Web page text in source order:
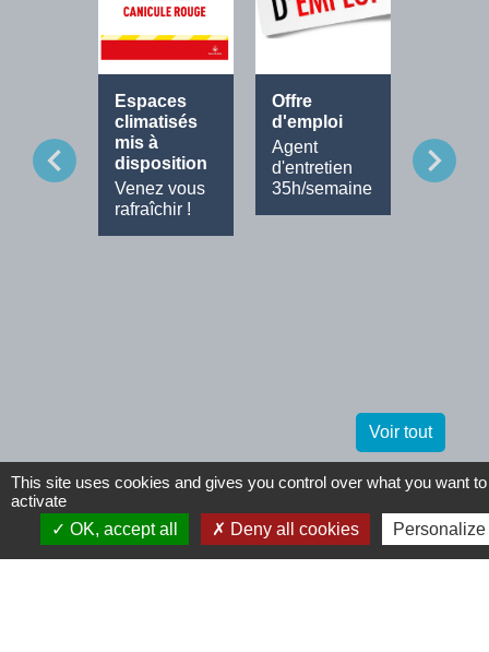
Espaces
climatisés
mis à
disposition
Venez vous
rafraîchir !
Offre
d'emploi
Agent
d'entretien
35h/semaine
Tout le
chevron_left chevron_right
Voir tout
Contactez-nous
Commune de Tinchebray (Tinchebray-
This site uses cookies and gives you control over what you want to
activate
OK, accept all
Deny all cookies Personalize